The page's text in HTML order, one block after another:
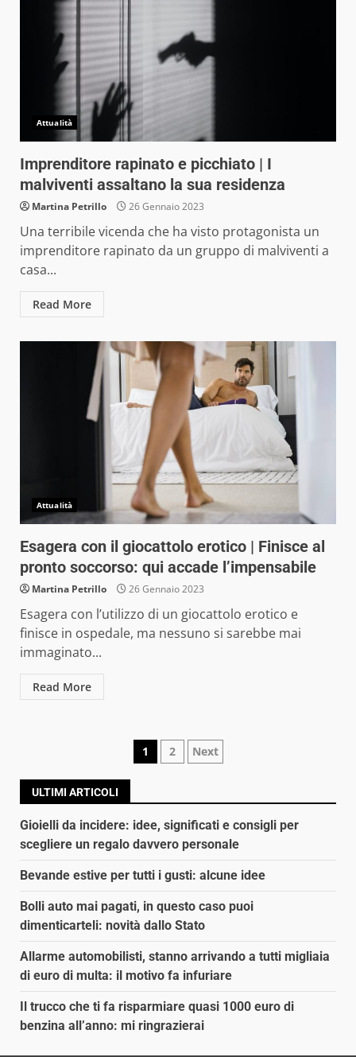
Attualità
Imprenditore rapinato e picchiato | I
malviventi assaltano la sua residenza
Martina Petrillo 26 Gennaio 2023
Una terribile vicenda che ha visto protagonista un
imprenditore rapinato da un gruppo di malviventi a
casa...
Read More
Attualità
Esagera con il giocattolo erotico | Finisce al
pronto soccorso: qui accade l’impensabile
Martina Petrillo 26 Gennaio 2023
Esagera con l’utilizzo di un giocattolo erotico e
finisce in ospedale, ma nessuno si sarebbe mai
immaginato...
Read More
Navigazione
1 2 Next
ULTIMI ARTICOLI
Gioielli da incidere: idee, significati e consigli per
scegliere un regalo davvero personale
Bevande estive per tutti i gusti: alcune idee
Bolli auto mai pagati, in questo caso puoi
dimenticarteli: novità dallo Stato
Allarme automobilisti, stanno arrivando a tutti migliaia
di euro di multa: il motivo fa infuriare
Il trucco che ti fa risparmiare quasi 1000 euro di
benzina all’anno: mi ringrazierai